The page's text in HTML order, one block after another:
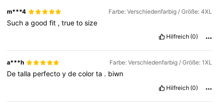
m***4 Farbe: Verschiedenfarbig / Größe: 4XL
Suchagoodfit ,truetosize
Hilfreich (0)
a***h Farbe: Verschiedenfarbig / Größe: 1XL
Detalla perfectoydecolorta . biwn
Hilfreich (0)